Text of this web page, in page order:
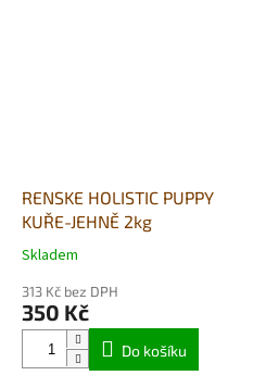
RENSKE HOLISTIC PUPPY
KUŘE-JEHNĚ 2kg
Průměrné
produktu
je
Skladem
313 Kč bez DPH
350 Kč
Do košíku